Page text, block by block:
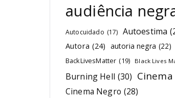
audiência
Autocuidado (17) Autoestima
Autora (24) autoria negra (22)
BackLivesMatter (19) Black Lives
Burning Hell (30) Cinema
Cinema Negro (28)